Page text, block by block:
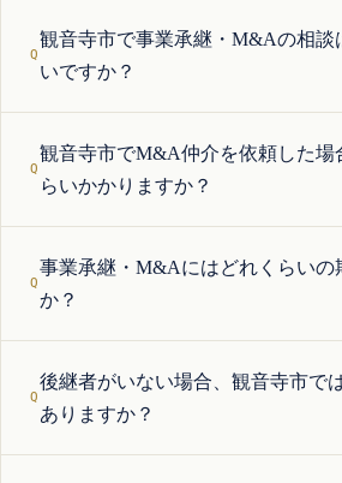
観音寺市で事業承継・M&Aの相談
いですか？
観音寺市でM&A仲介を依頼した場
らいかかりますか？
事業承継・M&Aにはどれくらいの
か？
後継者がいない場合、観音寺市で
ありますか？